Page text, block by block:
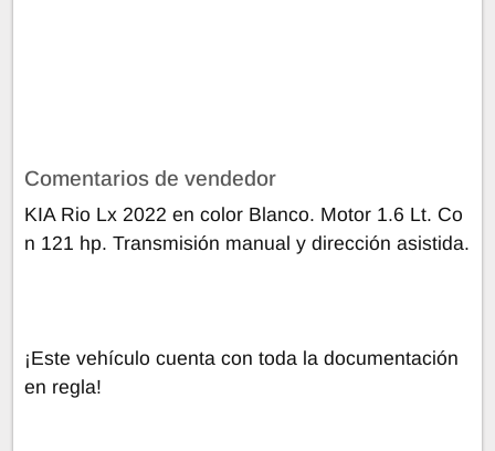
Comentarios de vendedor
KIA Rio Lx 2022 en color Blanco. Motor 1.6 Lt. Co
n 121 hp. Transmisión manual y dirección asistida.
¡Este vehículo cuenta con toda la documentación
en regla!